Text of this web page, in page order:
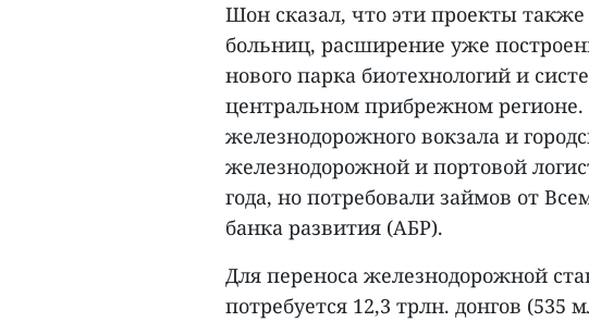
Шон сказал, что эти проекты
больниц, расширение уже
нового парка биотехнологий и
центральном прибрежном регионе.
железнодорожного вокзала и
железнодорожной и портовой
года, но потребовали займов от
банка развития (АБР).
Для переноса железнодорожной
потребуется 12,3 трлн. донгов